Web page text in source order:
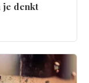
je denkt